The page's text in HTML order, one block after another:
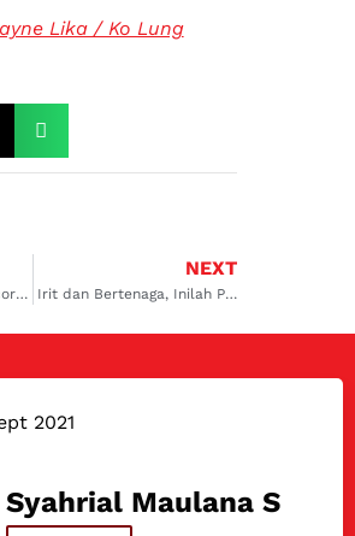
Lika / Ko Lung
Pipa Freon AC Mobil Bocor? Ini Penyebab dan Solusi Jitu Mengatasinya
NEXT
Irit dan Bertenaga, Inilah Pilihan Mobil CC Besar Irit BBM
2021
Syahrial Maulana S